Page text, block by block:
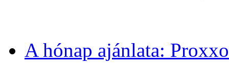
A hónap ajánlata: